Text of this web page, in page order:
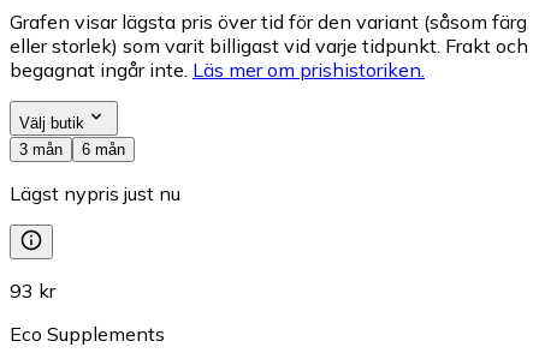
Grafen visar lägsta pris över tid för den variant (såsom färg
eller storlek) som varit billigast vid varje tidpunkt. Frakt och
begagnat ingår inte. Läs mer om prishistoriken.
Välj butik
3 mån
6 mån
Lägst nypris just nu
93 kr
Eco Supplements